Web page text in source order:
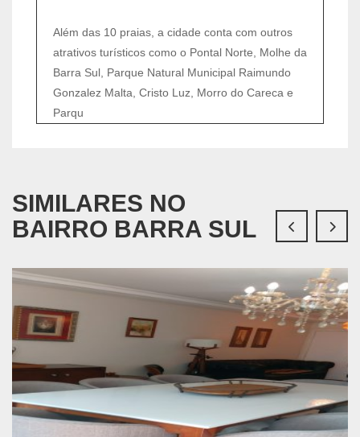
Além das 10 praias, a cidade conta com outros
atrativos turísticos como o Pontal Norte, Molhe da
Barra Sul, Parque Natural Municipal Raimundo
Gonzalez Malta, Cristo Luz, Morro do Careca e
Parqu
SIMILARES NO
BAIRRO BARRA SUL